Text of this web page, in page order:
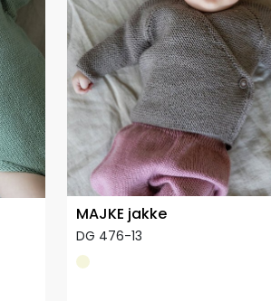
MAJKE jakke
DG 476-13